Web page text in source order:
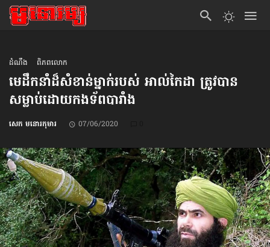
ដំណឹង ពិភពលោក
មេដឹកនាំ​ដ៏សំខាន់​ម្នាក់​របស់ អាល់កៃដា ត្រូវបាន​
សម្លាប់​ដោយកងទ័ព​បារាំង
សេក មនោរកុមារ 07/06/2020